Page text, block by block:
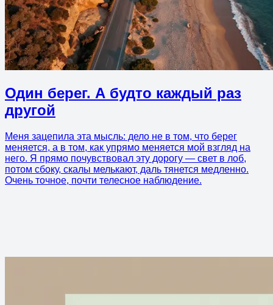
Один берег. А будто каждый раз
другой
Меня зацепила эта мысль: дело не в том, что берег
меняется, а в том, как упрямо меняется мой взгляд на
него. Я прямо почувствовал эту дорогу — свет в лоб,
потом сбоку, скалы мелькают, даль тянется медленно.
Очень точное, почти телесное наблюдение.